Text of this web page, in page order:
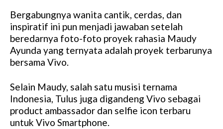
Bergabungnya wanita cantik, cerdas, dan
inspiratif ini pun menjadi jawaban setelah
beredarnya foto-foto proyek rahasia Maudy
Ayunda yang ternyata adalah proyek terbarunya
bersama Vivo.
Selain Maudy, salah satu musisi ternama
Indonesia, Tulus juga digandeng Vivo sebagai
product ambassador dan selfie icon terbaru
untuk Vivo Smartphone.